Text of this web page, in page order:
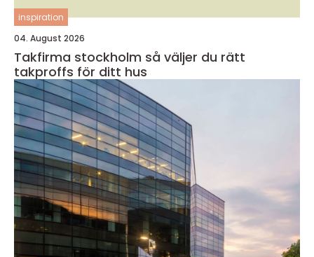
inspiration
04. August 2026
Takfirma stockholm så väljer du rätt
takproffs för ditt hus